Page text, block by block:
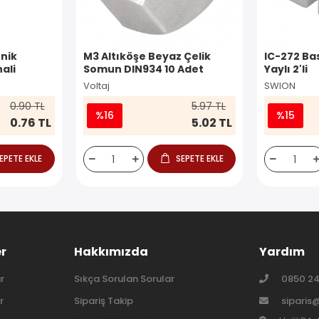
0.90 TL
0.76 TL
EKLE
M3 Altıköşe Beyaz Çelik
Somun DIN934 10 Adet
Voltaj
%16
5.97 TL
5.02 TL
SEPETE EKLE
IC-272
Yaylı 2'li
SWION
%15
Hakkımızda
Sıkça Sorulan Sorular
Sipariş Takip
Yardım
0850